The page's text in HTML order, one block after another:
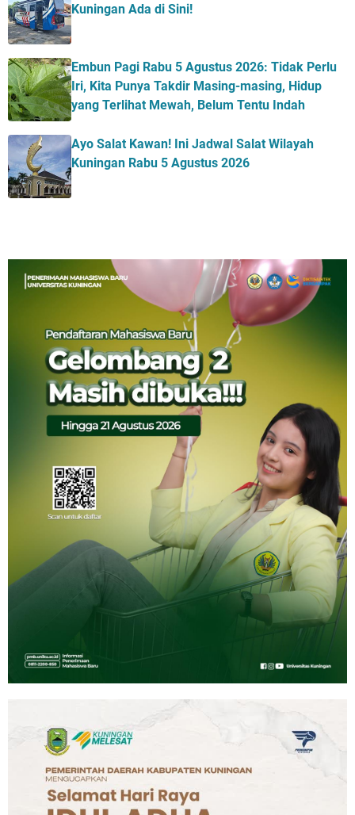
Kuningan Ada di Sini!
Embun Pagi Rabu 5 Agustus 2026: Tidak Perlu
Iri, Kita Punya Takdir Masing-masing, Hidup
yang Terlihat Mewah, Belum Tentu Indah
Ayo Salat Kawan! Ini Jadwal Salat Wilayah
Kuningan Rabu 5 Agustus 2026